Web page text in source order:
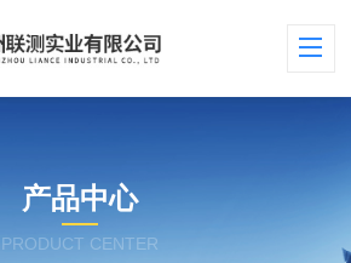
产品中心
PRODUCT CENTER